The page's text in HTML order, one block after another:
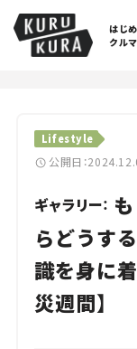
はじ
クル
Lifestyle
公開日：
ギャラリー：
らどうす
識を身に
災週間】
Cars
Lifestyle
Traffic
Special